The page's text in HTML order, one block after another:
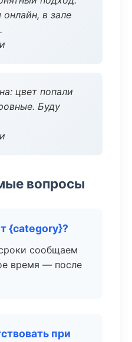
онлайн, в зале
цвет попали
Буду
вопросы
{category}?
сообщаем
время — после
при